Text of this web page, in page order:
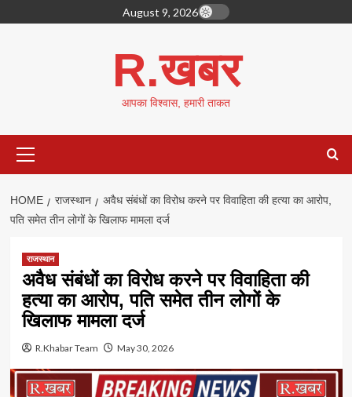
to
August 9, 2026
R.खबर
आपका विश्वास, हमारी ताकत
Menu
HOME राजस्थान
अवैध संबंधों का विरोध करने पर विवाहिता की हत्या का आरोप,
पति समेत तीन लोगों के खिलाफ मामला दर्ज
राजस्थान
अवैध संबंधों का विरोध करने पर विवाहिता की
हत्या का आरोप, पति समेत तीन लोगों के
खिलाफ मामला दर्ज
R.Khabar Team May 30, 2026